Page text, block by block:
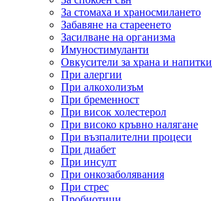
За стомаха и храносмилането
Забавяне на стареенето
Засилване на организма
Имуностимуланти
Овкусители за храна и напитки
При алергии
При алкохолизъм
При бременност
При висок холестерол
При високо кръвно налягане
При възпалителни процеси
При диабет
При инсулт
При онкозаболявания
При стрес